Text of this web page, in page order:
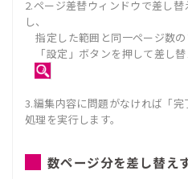
2.ページ差替ウィンドウで差し
し、
指定した範囲と同一ページ数
「設定」ボタンを押して差し替
3.編集内容に問題がなければ「
処理を実行します。
数ページ分を差し替え